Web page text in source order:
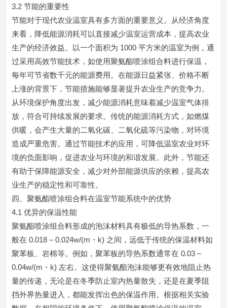
3.2 节能的重要性
节能对于现代农业温室具有多方面的重要意义。从经济角度
来看，降低能源消耗可以直接减少温室运营成本，提高农业
生产的经济效益。以一个面积为 1000 平方米的温室为例，通
过采用高效节能技术，如使用聚氨酯喷涂组合料进行保温，
每年可节省数千元的能源费用。在能源日益紧张、价格不断
上涨的背景下，节能措施能够显著提升农业生产的竞争力。
从环境保护角度出发，减少能源消耗意味着减少温室气体排
放，符合可持续发展的要求。传统的能源消耗方式，如燃煤
供暖，会产生大量的二氧化碳、二氧化硫等污染物，对环境
造成严重危害。通过节能技术的应用，可降低温室农业对环
境的负面影响，促进农业与环境的和谐发展。此外，节能还
有助于保障能源安全，减少对外部能源供应的依赖，提高农
业生产的稳定性和可靠性。
四、聚氨酯喷涂组合料在温室节能系统中的优势
4.1 优异的保温性能
聚氨酯喷涂组合料形成的泡沫材料具有极低的导热系数，一
般在 0.018 – 0.024w/(m・k) 之间，远低于传统的保温材料如
聚苯板、岩棉等。例如，聚苯板的导热系数通常在 0.03 –
0.04w/(m・k) 左右。这使得聚氨酯泡沫能够更有效地阻止热
量的传递，无论是在冬季防止室内热量散失，还是在夏季阻
挡外界热量进入，都能发挥出色的保温作用。根据相关实验